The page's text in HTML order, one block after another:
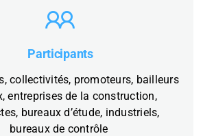
Participants
collectivités, promoteurs, bailleurs
entreprises de la construction,
bureaux d’étude, industriels,
bureaux de contrôle